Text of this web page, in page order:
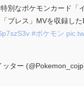
別なポケモンカード「
ブレス」MVを収録し
#ポケモン
ター